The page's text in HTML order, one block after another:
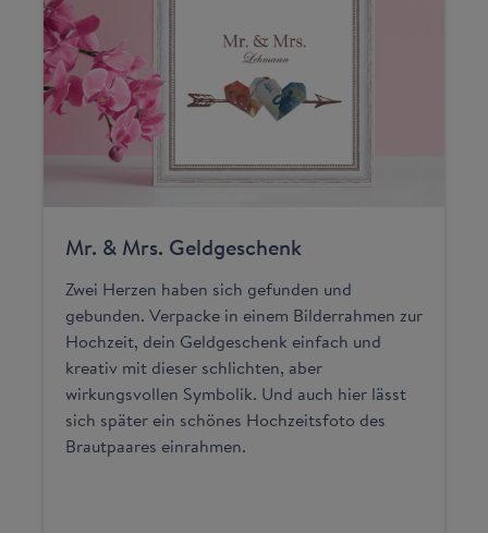
Mr. & Mrs. Geldgeschenk
Zwei Herzen haben sich gefunden und
gebunden. Verpacke in einem Bilderrahmen zur
Hochzeit, dein Geldgeschenk einfach und
kreativ mit dieser schlichten, aber
wirkungsvollen Symbolik. Und auch hier lässt
sich später ein schönes Hochzeitsfoto des
Brautpaares einrahmen.